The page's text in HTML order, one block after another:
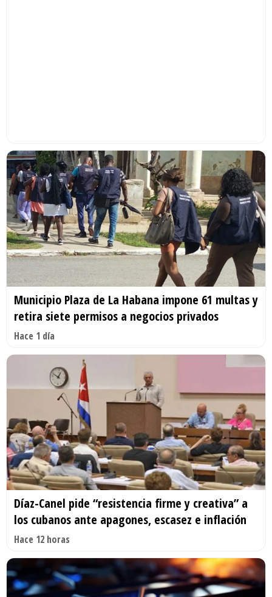
Municipio Plaza de La Habana impone 61 multas y
retira siete permisos a negocios privados
Hace 1 día
Díaz-Canel pide “resistencia firme y creativa” a
los cubanos ante apagones, escasez e inflación
Hace 12 horas